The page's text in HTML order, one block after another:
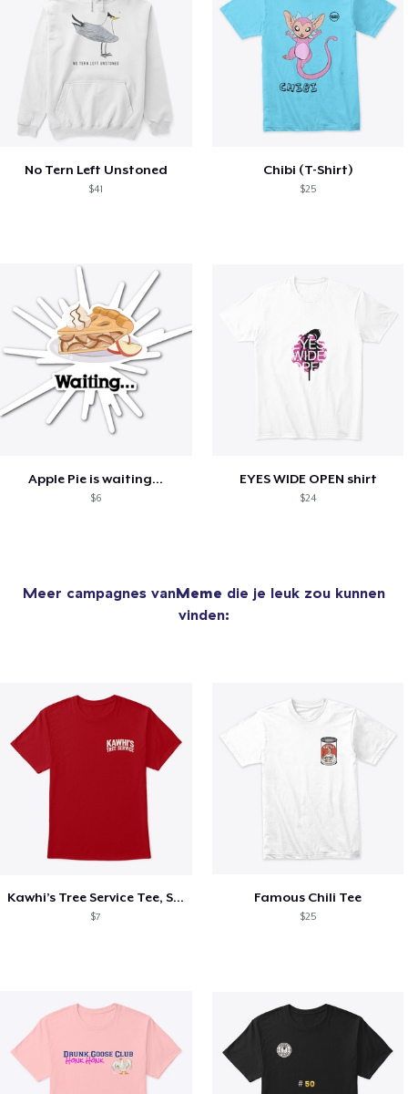
No Tern Left Unstoned
$41
Chibi (T-Shirt)
$25
Apple Pie is waiting...
$6
EYES WIDE OPEN shirt
$24
Meer campagnes vanMeme die je leuk zou kunnen
vinden:
Kawhi’s Tree Service Tee, Shirts, Mug
$7
Famous Chili Tee
$25